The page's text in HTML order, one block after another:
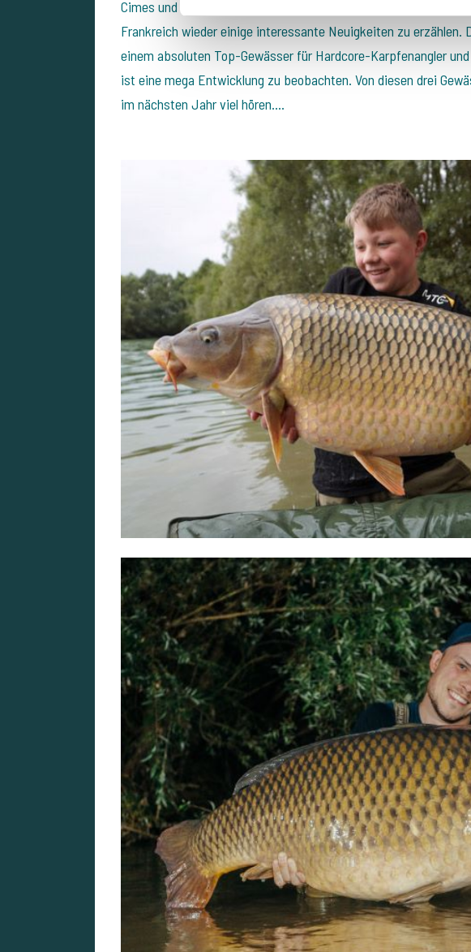
Cimes und vom Etang Ilot macht einen 1A Job und so gibt es
Frankreich wieder einige interessante Neuigkeiten zu erzählen.
einem absoluten Top-Gewässer für Hardcore-Karpfenangler
ist eine mega Entwicklung zu beobachten. Von diesen drei
im nächsten Jahr viel hören....